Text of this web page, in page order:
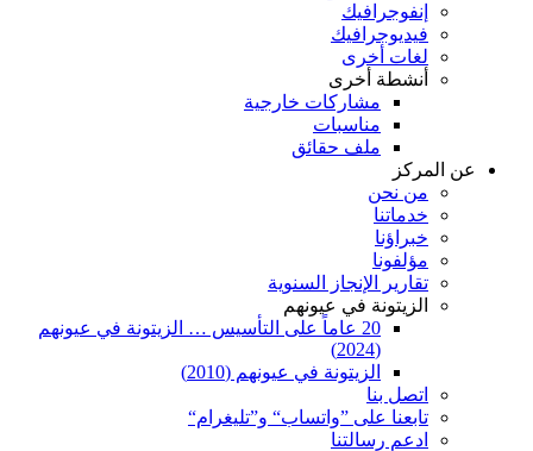
إنفوجرافيك
فيديوجرافيك
لغات أخرى
أنشطة أخرى
مشاركات خارجية
مناسبات
ملف حقائق
عن المركز
من نحن
خدماتنا
خبراؤنا
مؤلفونا
تقارير الإنجاز السنوية
الزيتونة في عيونهم
20 عاماً على التأسيس … الزيتونة في عيونهم
(2024)
الزيتونة في عيونهم (2010)
اتصل بنا
تابعنا على ”واتساب“ و”تليغرام“
ادعم رسالتنا